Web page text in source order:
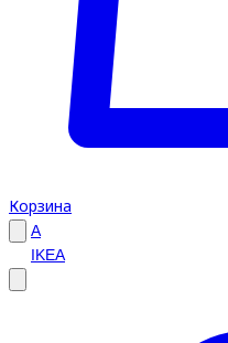
Корзина
A
IKEA